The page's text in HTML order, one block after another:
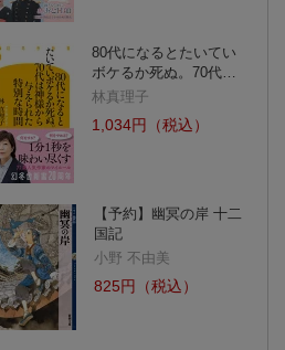
おおきい ちいさい
元永定正
小型版 ぶーちゃ
80代になるとたいてい
ボケるか死ぬ。70代…
林真理子
1,034円（税込）
【予約】幽冥の岸 十二
国記
小野 不由美
825円（税込）